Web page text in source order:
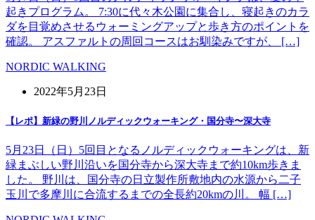
起きプログラム。 7:30に代々木公園に集合し、寝起きのカラ
ダを目覚めさせるウォーミングアップと歩き方のポイントを
確認。 アスファルトの周回コースはお馴染みですが、 […]
NORDIC WALKING
2022年5月23日
【レポ】新緑の野川ノルディックウォーキング・国分寺〜深大寺
5月23日（日）5回目となるノルディックウォーキングは、新
緑まぶしい野川沿いを国分寺から深大寺まで約10km歩きま
した。 野川は、国分寺の日立製作所敷地内の水源から二子
玉川で多摩川に合流するまでの全長約20kmの川。 幅 […]